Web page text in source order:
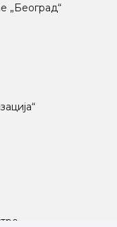
„Београд“